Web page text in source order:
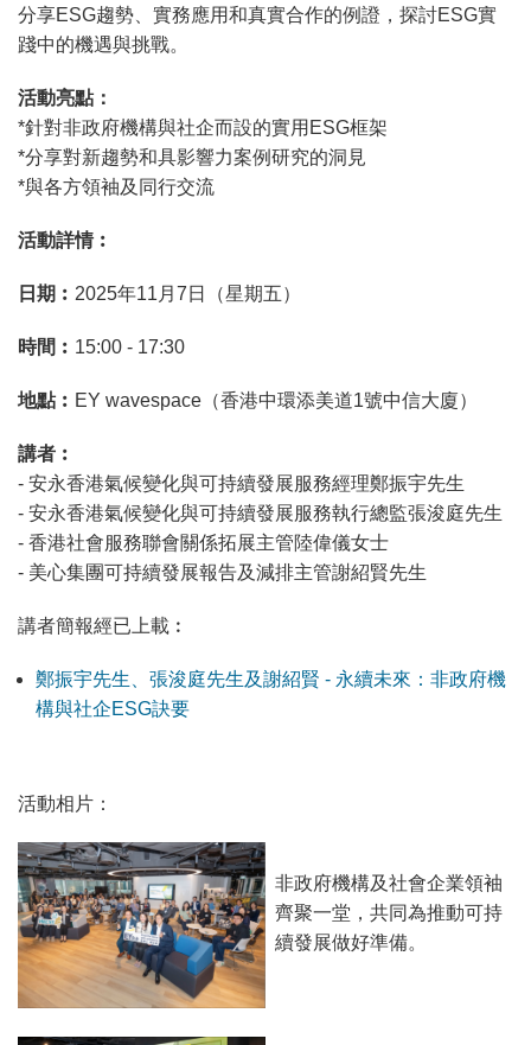
分享ESG趨勢、實務應用和真實合作的例證，探討ESG實
踐中的機遇與挑戰。
活動亮點：
*針對非政府機構與社企而設的實用ESG框架
*分享對新趨勢和具影響力案例研究的洞見
*與各方領袖及同行交流
活動詳情︰
日期︰ 2025年11月7日（星期五）
時間︰ 15:00 - 17:30
地點︰ EY wavespace（香港中環添美道1號中信大廈）
講者︰
- 安永香港氣候變化與可持續發展服務經理鄭振宇先生
- 安永香港氣候變化與可持續發展服務執行總監張浚庭先生
- 香港社會服務聯會關係拓展主管陸偉儀女士
- 美心集團可持續發展報告及減排主管謝紹賢先生
講者簡報經已上載︰
鄭振宇先生、張浚庭先生及謝紹賢 - 永續未來：非政府機
構與社企ESG訣要
活動相片：
非政府機構及社會企業領袖
齊聚一堂，共同為推動可持
續發展做好準備。